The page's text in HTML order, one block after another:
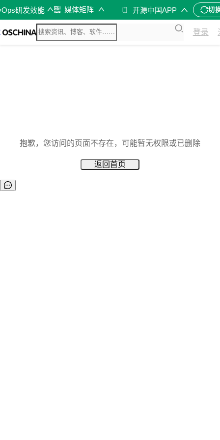
研发效能 媒体矩阵 开源中国APP 切
登录
抱歉，您访问的页面不存在，可能暂无权限或已删除
返回首页